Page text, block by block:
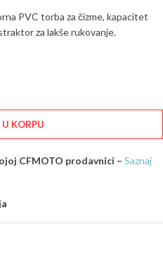
PVC torba za čizme, kapacitet
za lakše rukovanje.
KORPU
CFMOTO prodavnici – Saznaj